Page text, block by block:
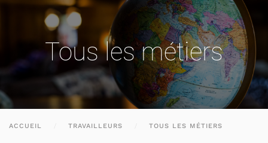
Tous les métiers
ACCUEIL TRAVAILLEURS TOUS LES MÉTIERS